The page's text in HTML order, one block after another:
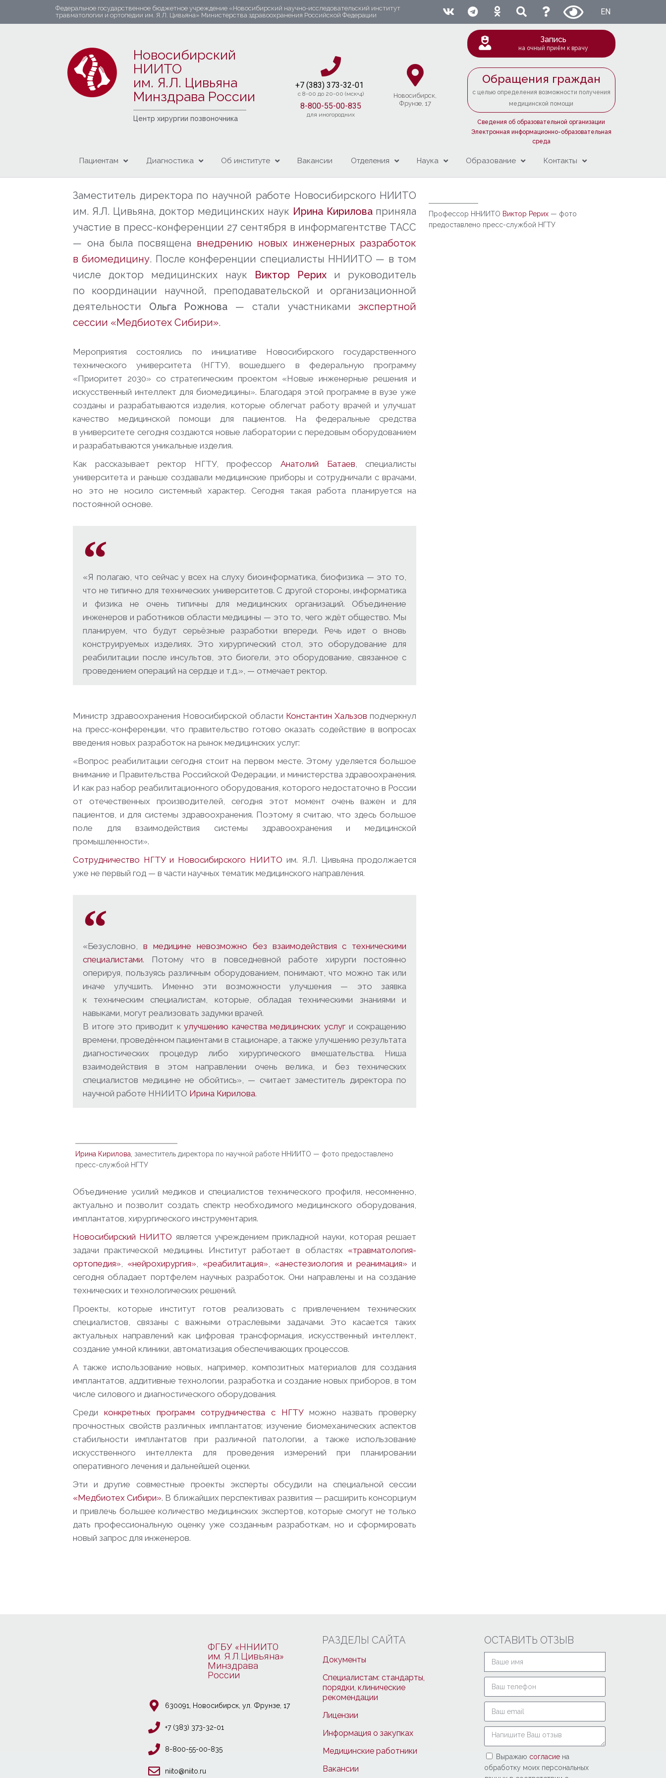
Федеральное государственное бюджетное учреждение «Новосибирский научно-исследовательский институт
травматологии и ортопедии им. Я.Л. Цивьяна» Министерства здравоохранения Российской Федерации
EN
Новосибирский
НИИТО
им. Я.Л. Цивьяна
Минздрава России
Центр хирургии позвоночника
+7 (383) 373-32-01​
c 8-00 до 20-00 (мск+4)
8-800-55-00-835
для иногородних
Новосибирcк,
Фрунзе, 17
Запись
на очный приём к врачу
Обращения граждан
с целью определения возможности получения
медицинской помощи
Сведения об образовательной организации
Электронная информационно-образовательная
среда
Пациентам Диагностика Об институте Вакансии Отделения Наука Образование Контакты
Заместитель директора по научной работе Новосибирского НИИТО
им. Я.Л. Цивьяна, доктор медицинских наук Ирина Кириловаприняла
участие в пресс-конференции 27 сентября в информагентстве ТАСС
— она была посвящена внедрению новых инженерных разработок
в биомедицину. После конференции специалисты ННИИТО — в том
числе доктор медицинских наук Виктор Рерихи руководитель
по координации научной, преподавательской и организационной
деятельности Ольга Рожнова — стали участникамиэкспертной
сессии «Медбиотех Сибири».
Мероприятия состоялись по инициативе Новосибирского государственного
технического университета (НГТУ), вошедшего в федеральную программу
«Приоритет 2030» со стратегическим проектом «Новые инженерные решения и
искусственный интеллект для биомедицины». Благодаря этой программе в вузе уже
созданы и разрабатываются изделия, которые облегчат работу врачей и улучшат
качество медицинской помощи для пациентов. На федеральные средства
в университете сегодня создаются новые лаборатории с передовым оборудованием
и разрабатываются уникальные изделия.
Как рассказывает ректор НГТУ, профессорАнатолий Батаев, специалисты
университета и раньше создавали медицинские приборы и сотрудничали с врачами,
но это не носило системный характер. Сегодня такая работа планируется на
постоянной основе.
«Я полагаю, что сейчас у всех на слуху биоинформатика, биофизика — это то,
что не типично для технических университетов. С другой стороны, информатика
и физика не очень типичны для медицинских организаций. Объединение
инженеров и работников области медицины — это то, чего ждёт общество. Мы
планируем, что будут серьёзные разработки впереди. Речь идет о вновь
конструируемых изделиях. Это хирургический стол, это оборудование для
реабилитации после инсультов, это биогели, это оборудование, связанное с
проведением операций на сердце и т.д.», — отмечает ректор.
Министр здравоохранения Новосибирской области Константин Хальзов подчеркнул
на пресс-конференции, что правительство готово оказать содействие в вопросах
введения новых разработок на рынок медицинских услуг:
«Вопрос реабилитации сегодня стоит на первом месте. Этому уделяется большое
внимание и Правительства Российской Федерации, и министерства здравоохранения.
И как раз набор реабилитационного оборудования, которого недостаточно в России
от отечественных производителей, сегодня этот момент очень важен и для
пациентов, и для системы здравоохранения. Поэтому я считаю, что здесь большое
поле для взаимодействия системы здравоохранения и медицинской
промышленности».
Сотрудничество НГТУ и Новосибирского НИИТО им. Я.Л. Цивьяна продолжается
уже не первый год — в части научных тематик медицинского направления.
«Безусловно, в медицине невозможно без взаимодействия с техническими
специалистами. Потому что в повседневной работе хирурги постоянно
оперируя, пользуясь различным оборудованием, понимают, что можно так или
иначе улучшить. Именно эти возможности улучшения — это заявка
к техническим специалистам, которые, обладая техническими знаниями и
навыками, могут реализовать задумки врачей.
В итоге это приводит кулучшению качества медицинских услуги сокращению
времени, проведённом пациентами в стационаре, а также улучшению результата
диагностических процедур либо хирургического вмешательства. Ниша
взаимодействия в этом направлении очень велика, и без технических
специалистов медицине не обойтись», — считает заместитель директора по
научной работе ННИИТО Ирина Кирилова.
Ирина Кирилова, заместитель директора по научной работе ННИИТО — фото предоставлено
пресс-службой НГТУ
Объединение усилий медиков и специалистов технического профиля, несомненно,
актуально и позволит создать спектр необходимого медицинского оборудования,
имплантатов, хирургического инструментария.
Новосибирский НИИТО является учреждением прикладной науки, которая решает
задачи практической медицины. Институт работает в областях «травматология-
ортопедия», «нейрохирургия», «реабилитация», «анестезиология и реанимация» и
сегодня обладает портфелем научных разработок. Они направлены и на создание
технических и технологических решений.
Проекты, которые институт готов реализовать с привлечением технических
специалистов, связаны с важными отраслевыми задачами. Это касается таких
актуальных направлений как цифровая трансформация, искусственный интеллект,
создание умной клиники, автоматизация обеспечивающих процессов.
А также использование новых, например, композитных материалов для создания
имплантатов, аддитивные технологии, разработка и создание новых приборов, в том
числе силового и диагностического оборудования.
Средиконкретных программ сотрудничества с НГТУможно назвать проверку
прочностных свойств различных имплантатов; изучение биомеханических аспектов
стабильности имплантатов при различной патологии, а также использование
искусственного интеллекта для проведения измерений при планировании
оперативного лечения и дальнейшей оценки.
Эти и другие совместные проекты эксперты обсудили на специальной сессии
«Медбиотех Сибири». В ближайших перспективах развития — расширить консорциум
и привлечь большее количество медицинских экспертов, которые смогут не только
дать профессиональную оценку уже созданным разработкам, но и сформировать
новый запрос для инженеров.
Профессор ННИИТО Виктор Рерих — фото
предоставлено пресс-службой НГТУ
ФГБУ «ННИИТО
им. Я.Л.Цивьяна»
Минздрава
России
630091, Новосибирcк, ул. Фрунзе, 17
+7 (383) 373-32-01
8-800-55-00-835
niito@niito.ru
РАЗДЕЛЫ САЙТА
Документы
Специалистам: стандарты,
порядки, клинические
рекомендации
Лицензии
Информация о закупках
Медицинские работники
Вакансии
ОСТАВИТЬ ОТЗЫВ
Выражаю согласие на
обработку моих персональных